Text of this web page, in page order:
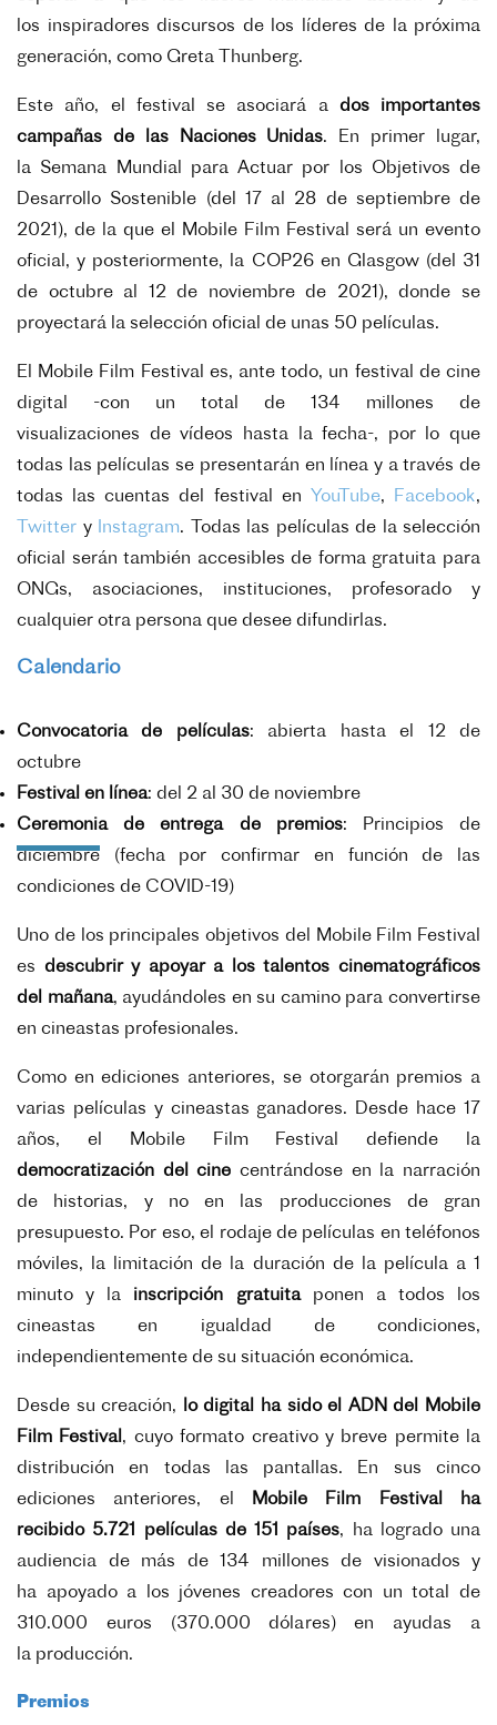
los inspiradores discursos de los líderes de la próxima
generación, como Greta Thunberg.
Este año, el festival se asociará ados importantes
campañas de las Naciones Unidas. En primer lugar,
la Semana Mundial para Actuar por los Objetivos de
Desarrollo Sostenible (del 17 al 28 de septiembre de
2021), de la que el Mobile Film Festival será un evento
oficial, y posteriormente, la COP26 en Glasgow (del 31
de octubre al 12 de noviembre de 2021), donde se
proyectará la selección oficial de unas 50 películas.
El Mobile Film Festival es, ante todo, un festival de cine
digital -con un total de 134 millones de
visualizaciones de vídeos hasta la fecha-, por lo que
todas las películas se presentarán en línea y a través de
todas lascuentas del festival en YouTube, Facebook,
Twitter y Instagram. Todas las películas de la selección
oficial serán también accesibles de forma gratuita para
ONGs, asociaciones, instituciones, profesorado y
cualquier otra persona que desee difundirlas.
Calendario
Convocatoria de películas: abierta hasta el 12 de
octubre
Festival en línea: del 2 al 30 de noviembre
Ceremonia de entrega de premios: Principios de
diciembre (fecha por confirmar en funciónde las
condiciones de COVID-19)
Uno de los principales objetivos del Mobile Film Festival
es descubrir y apoyar a los talentos cinematográficos
del mañana, ayudándoles en su camino para convertirse
en cineastas profesionales.
Como en ediciones anteriores, se otorgarán premios a
varias películas y cineastas ganadores.
Desde hace 17
años, el Mobile Film Festival defiende la
democratización del cine centrándose en la narración
de historias, y no en las producciones de gran
presupuesto. Por eso, el rodaje de películas en teléfonos
móviles, la limitación de la duración de la película a 1
minuto y la inscripción gratuitaponen a todos los
cineastas en igualdad de condiciones,
independientemente de su situación económica.
Desde su creación, lo digital ha sido el ADN del Mobile
Film Festival , cuyo formato creativo y breve permite
la
distribución en todas las pantallas. En sus cinco
ediciones anteriores, el
Mobile Film Festival ha
recibido 5.721 películas de 151 países, ha logrado una
audiencia de más de 134 millones de visionados y
ha apoyado a los jóvenes creadores con un total de
310.000 euros (370.000 dólares) en ayudas a
la producción.
Premios